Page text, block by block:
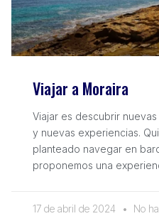
Viajar a Moraira
Viajar es descubrir
y nuevas experiencias.
planteado navegar en
proponemos una
17 de abril de 2024 No